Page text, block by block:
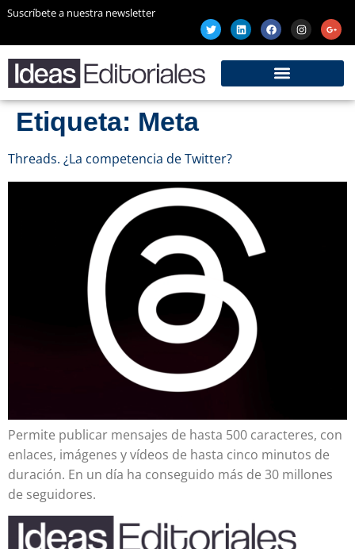
Suscríbete a nuestra newsletter
Etiqueta: Meta
Threads. ¿La competencia de Twitter?
Permite publicar mensajes de hasta 500 caracteres, con
enlaces, imágenes y vídeos de hasta cinco minutos de
duración. En un día ha conseguido más de 30 millones
de seguidores.